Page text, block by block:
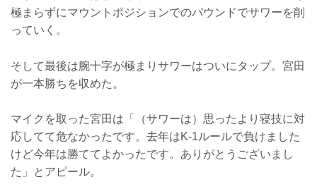
極まらずにマウントポジションでのパウンドでサワーを削
っていく。
そして最後は腕十字が極まりサワーはついにタップ。宮田
が一本勝ちを収めた。
マイクを取った宮田は「（サワーは）思ったより寝技に対
応してて危なかったです。去年はK-1ルールで負けました
けど今年は勝ててよかったです。ありがとうございまし
た」とアピール。